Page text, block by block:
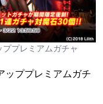
ププレミアムガチャ
ププレミアムガチ